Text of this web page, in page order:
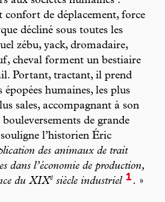
confort de déplacement, force
décliné sous toutes les
zébu, yack, dromadaire,
cheval forment un bestiaire
Portant, tractant, il prend
épopées humaines, les plus
sales, accompagnant à son
de grande
l’historien Éric
des animaux de trait
dans l’économie de production,
du XIXe siècle industriel 1 . »